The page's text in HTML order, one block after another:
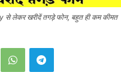
लेकर खरीदें तगड़े फोन, बहुत ही कम कीमत